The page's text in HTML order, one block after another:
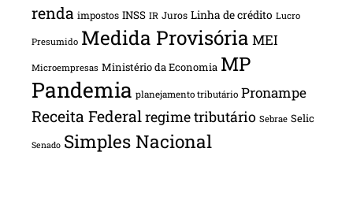
renda impostos INSS IR Juros Linha de crédito Lucro
Presumido Medida Provisória MEI
Microempresas Ministério da Economia MP
Pandemia planejamento tributário Pronampe
Receita Federalregime tributário Sebrae Selic
Senado Simples Nacional